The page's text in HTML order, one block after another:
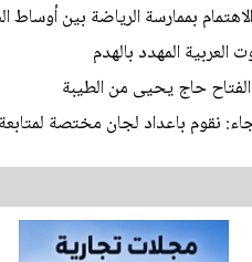
بممارسة الرياضة بين أوساط
المهدد بالهدم
حاج يحيى من الطيبة
نقوم باعداد لجان مختصة